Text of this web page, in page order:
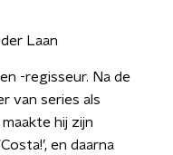
Laan
-regisseur. Na de
van series als
hij zijn
en daarna